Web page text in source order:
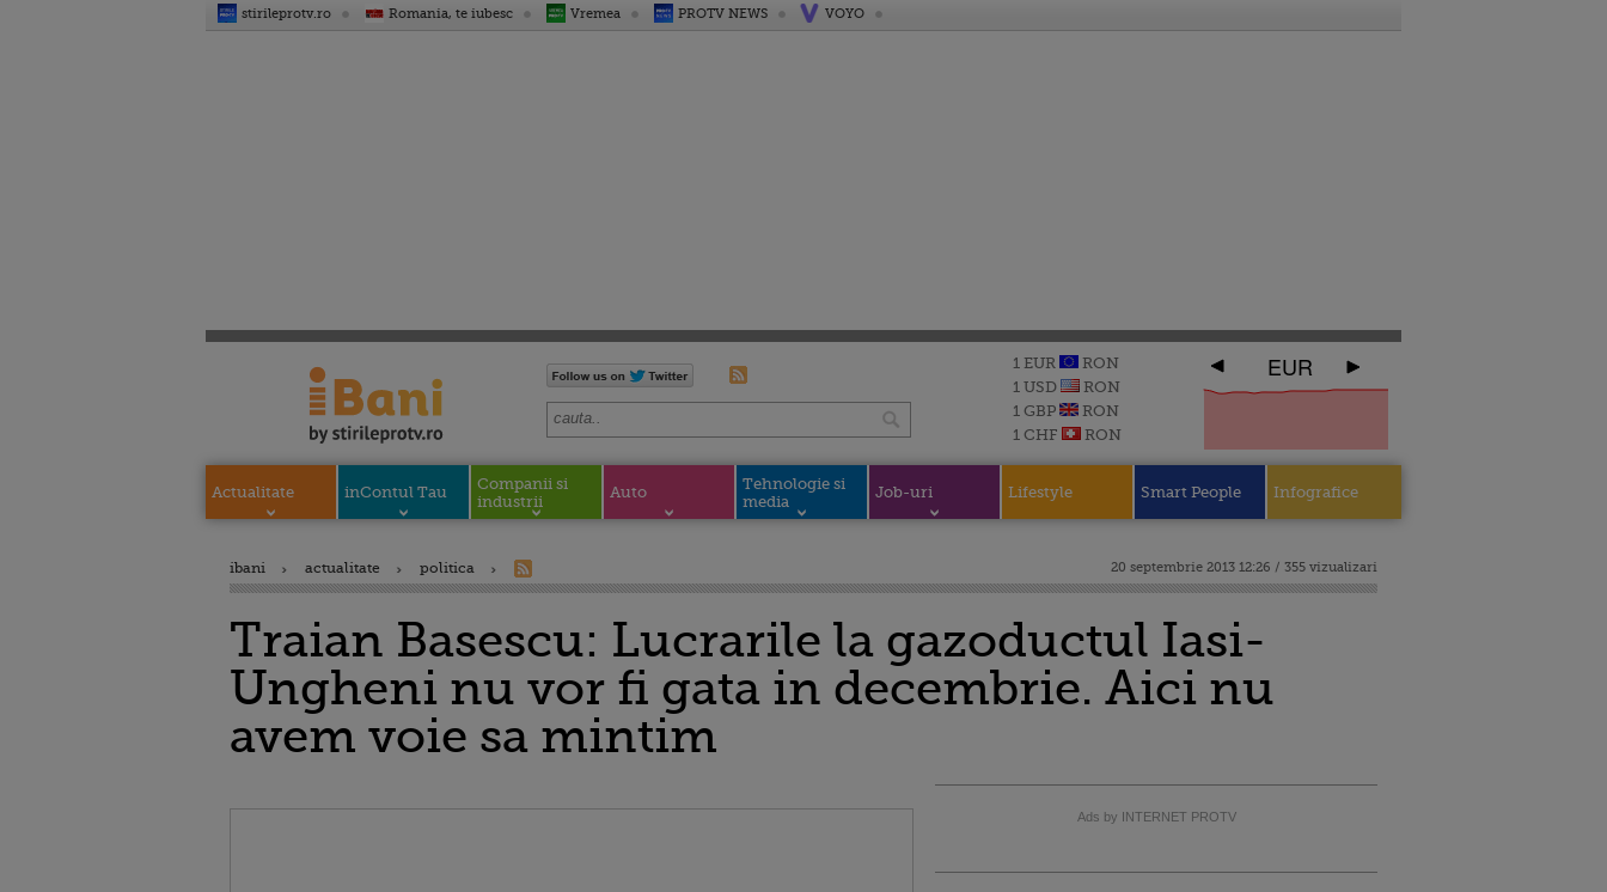
stirileprotv.ro Romania, te iubesc Vremea PROTV NEWS VOYO
1 EUR
RON
1 USD
RON
1 GBP
RON
1 CHF
RON
EUR
Actualitate inContul Tau
Companii si
industrii
Auto
Tehnologie si
media
Job-uri Lifestyle Smart People Infografice
ibani actualitate politica 20 septembrie 2013 12:26 / 355 vizualizari
Traian Basescu: Lucrarile la gazoductul Iasi-
Ungheni nu vor fi gata in decembrie. Aici nu
avem voie sa mintim
Ads by INTERNET PROTV